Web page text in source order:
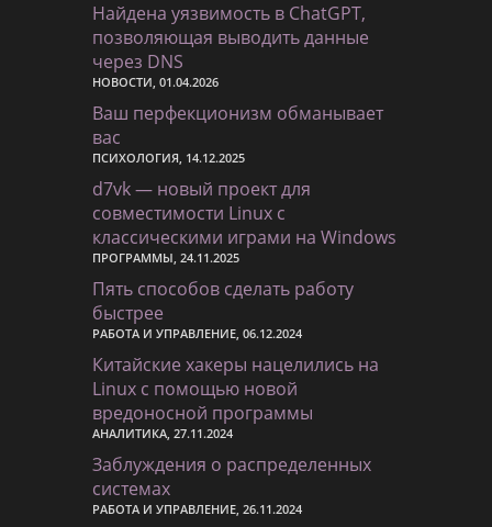
Найдена уязвимость в ChatGPT,
позволяющая выводить данные
через DNS
НОВОСТИ, 01.04.2026
Ваш перфекционизм обманывает
вас
ПСИХОЛОГИЯ, 14.12.2025
d7vk — новый проект для
совместимости Linux с
классическими играми на Windows
ПРОГРАММЫ, 24.11.2025
Пять способов сделать работу
быстрее
РАБОТА И УПРАВЛЕНИЕ, 06.12.2024
Китайские хакеры нацелились на
Linux с помощью новой
вредоносной программы
АНАЛИТИКА, 27.11.2024
Заблуждения о распределенных
системах
РАБОТА И УПРАВЛЕНИЕ, 26.11.2024